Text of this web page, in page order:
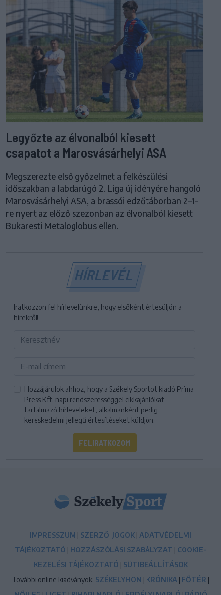
Legyőzte az élvonalból kiesett
csapatot a Marosvásárhelyi ASA
Megszerezte első győzelmét a felkészülési
időszakban a labdarúgó 2. Liga új idényére hangoló
Marosvásárhelyi ASA, a brassói edzőtáborban 2–1-
re nyert az előző szezonban az élvonalból kiesett
Bukaresti Metaloglobus ellen.
HÍRLEVÉL
Iratkozzon fel hírlevelünkre, hogy elsőként értesüljön a
hírekről!
Hozzájárulok ahhoz, hogy a Székely Sportot kiadó Príma
Press Kft. napi rendszerességgel cikkajánlókat
tartalmazó hírleveleket, alkalmanként pedig
kereskedelmi jellegű értesítéseket küldjön.
FELIRATKOZOM
IMPRESSZUM | SZERZŐI JOGOK | ADATVÉDELMI
TÁJÉKOZTATÓ | HOZZÁSZÓLÁSI SZABÁLYZAT | COOKIE-
KEZELÉSI TÁJÉKOZTATÓ | SÜTIBEÁLLÍTÁSOK
További online kiadványok: SZÉKELYHON | KRÓNIKA | FŐTÉR |